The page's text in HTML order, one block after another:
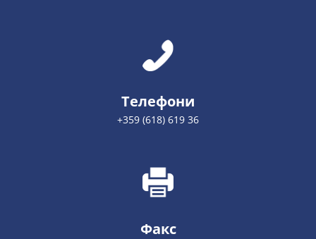
Телефони
+359 (618) 619 36
Факс